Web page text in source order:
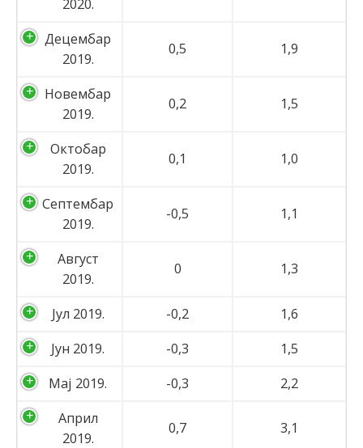
2020.
Децембар
2019.
0,5 1,9
Новембар
2019.
0,2 1,5
Октобар
2019.
0,1 1,0
Септембар
2019.
-0,5 1,1
Август
2019.
0 1,3
Јул 2019. -0,2
1,6
Јун 2019.
-0,3
1,5
Мај 2019.
-0,3
2,2
Април
2019.
0,7 3,1